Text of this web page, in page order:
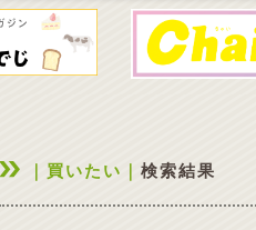
｜買いたい｜ 検索結果